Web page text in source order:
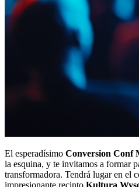
El esperadísimo Conversion Conf
la esquina, y te invitamos a formar
transformadora. Tendrá lugar en el
impresionante recinto Kultura